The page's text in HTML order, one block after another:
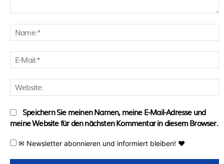
Speichern Sie meinen Namen, meine E-Mail-Adresse und
meine Website für den nächsten Kommentar in diesem Browser.
✉ Newsletter abonnieren und informiert bleiben! ♥